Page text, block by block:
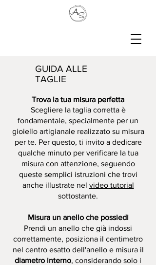
GUIDA ALLE
TAGLIE
Trova la tua misura perfetta
Scegliere la taglia corretta è
fondamentale, specialmente per un
gioiello artigianale realizzato su misura
per te. Per questo, ti invito a dedicare
qualche minuto per verificare la tua
misura con attenzione, seguendo
queste semplici istruzioni che trovi
anche illustrate nel video tutorial
sottostante.
Misura un anello che possiedi
Prendi un anello che già indossi
correttamente, posiziona il centimetro
nel centro esatto dell'anello e misura il
diametro interno, considerando solo i